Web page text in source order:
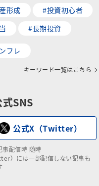
形成
#投資初心者
#長期投資
フレ
キーワード一覧はこちら
式SNS
公式X（Twitter）
事配信時 随時
）には一部配信しない記事も